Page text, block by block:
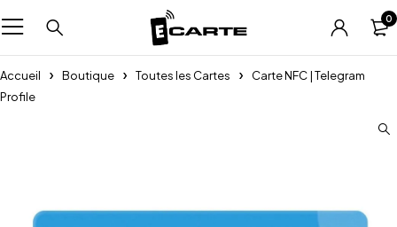
0
Accueil Boutique Toutes les Cartes
Carte NFC | Telegram
Profile